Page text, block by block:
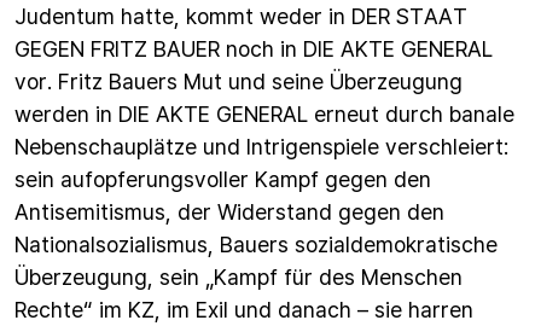
Judentum hatte, kommt weder in DER STAAT
GEGEN FRITZ BAUER noch in DIE AKTE GENERAL
vor. Fritz Bauers Mut und seine Überzeugung
werden in DIE AKTE GENERAL erneut durch banale
Nebenschauplätze und Intrigenspiele verschleiert:
sein aufopferungsvoller Kampf gegen den
Antisemitismus, der Widerstand gegen den
Nationalsozialismus, Bauers sozialdemokratische
Überzeugung, sein „Kampf für des Menschen
Rechte“ im KZ, im Exil und danach – sie harren